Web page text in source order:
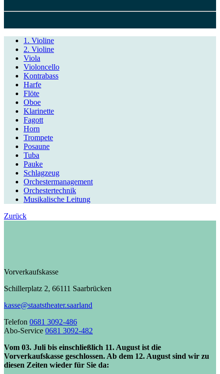
1. Violine
2. Violine
Viola
Violoncello
Kontrabass
Harfe
Flöte
Oboe
Klarinette
Fagott
Horn
Trompete
Posaune
Tuba
Pauke
Schlagzeug
Orchestermanagement
Orchestertechnik
Musikalische Leitung
Zurück
Vorverkaufskasse
Schillerplatz 2, 66111 Saarbrücken
kasse@staatstheater.saarland
Telefon 0681 3092-486
Abo-Service 0681 3092-482
Vom 03. Juli bis einschließlich 11. August ist die
Vorverkaufskasse geschlossen. Ab dem 12. August sind wir zu
diesen Zeiten wieder für Sie da: